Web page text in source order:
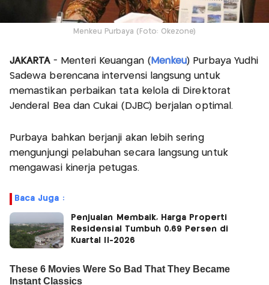
Menkeu Purbaya (Foto: Okezone)
JAKARTA- Menteri Keuangan ( Menkeu) Purbaya Yudhi
Sadewa berencana intervensi langsung untuk
memastikan perbaikan tata kelola di Direktorat
Jenderal Bea dan Cukai (DJBC) berjalan optimal.
Purbaya bahkan berjanji akan lebih sering
mengunjungi pelabuhan secara langsung untuk
mengawasi kinerja petugas.
Baca Juga :
Penjualan Membaik, Harga Properti
Residensial Tumbuh 0,69 Persen di
Kuartal II-2026